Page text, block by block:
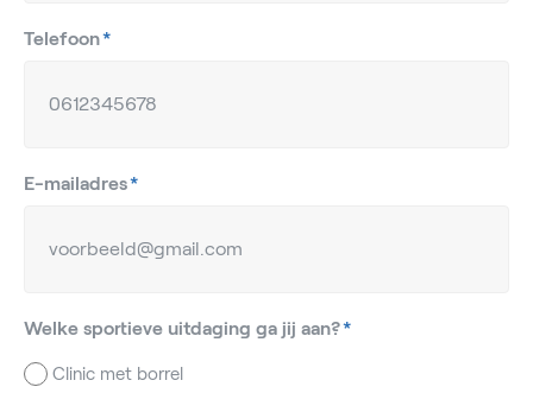
Telefoon*
E-mailadres*
Welke sportieve uitdaging ga jij aan?*
Clinic met borrel